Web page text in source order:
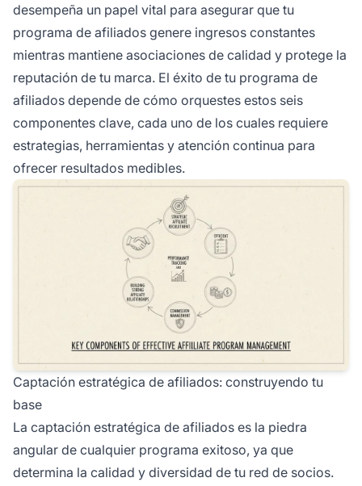
desempeña un papel vital para asegurar que tu
programa de afiliados genere ingresos constantes
mientras mantiene asociaciones de calidad y protege la
reputación de tu marca. El éxito de tu programa de
afiliados depende de cómo orquestes estos seis
componentes clave, cada uno de los cuales requiere
estrategias, herramientas y atención continua para
ofrecer resultados medibles.
Captación estratégica de afiliados: construyendo tu
base
La captación estratégica de afiliados es la piedra
angular de cualquier programa exitoso, ya que
determina la calidad y diversidad de tu red de socios.